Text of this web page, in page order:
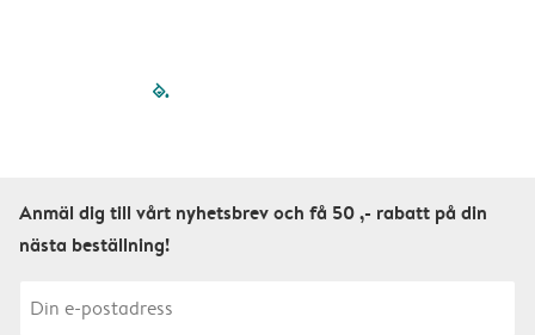
filled-pagination
Anmäl dig till vårt nyhetsbrev och få 50 ,- rabatt på din
nästa beställning!